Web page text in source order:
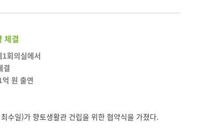
체결
회의실에서
결
원 출연
수일)가 향토생활관 건립을 위한 협약식을 가졌다.